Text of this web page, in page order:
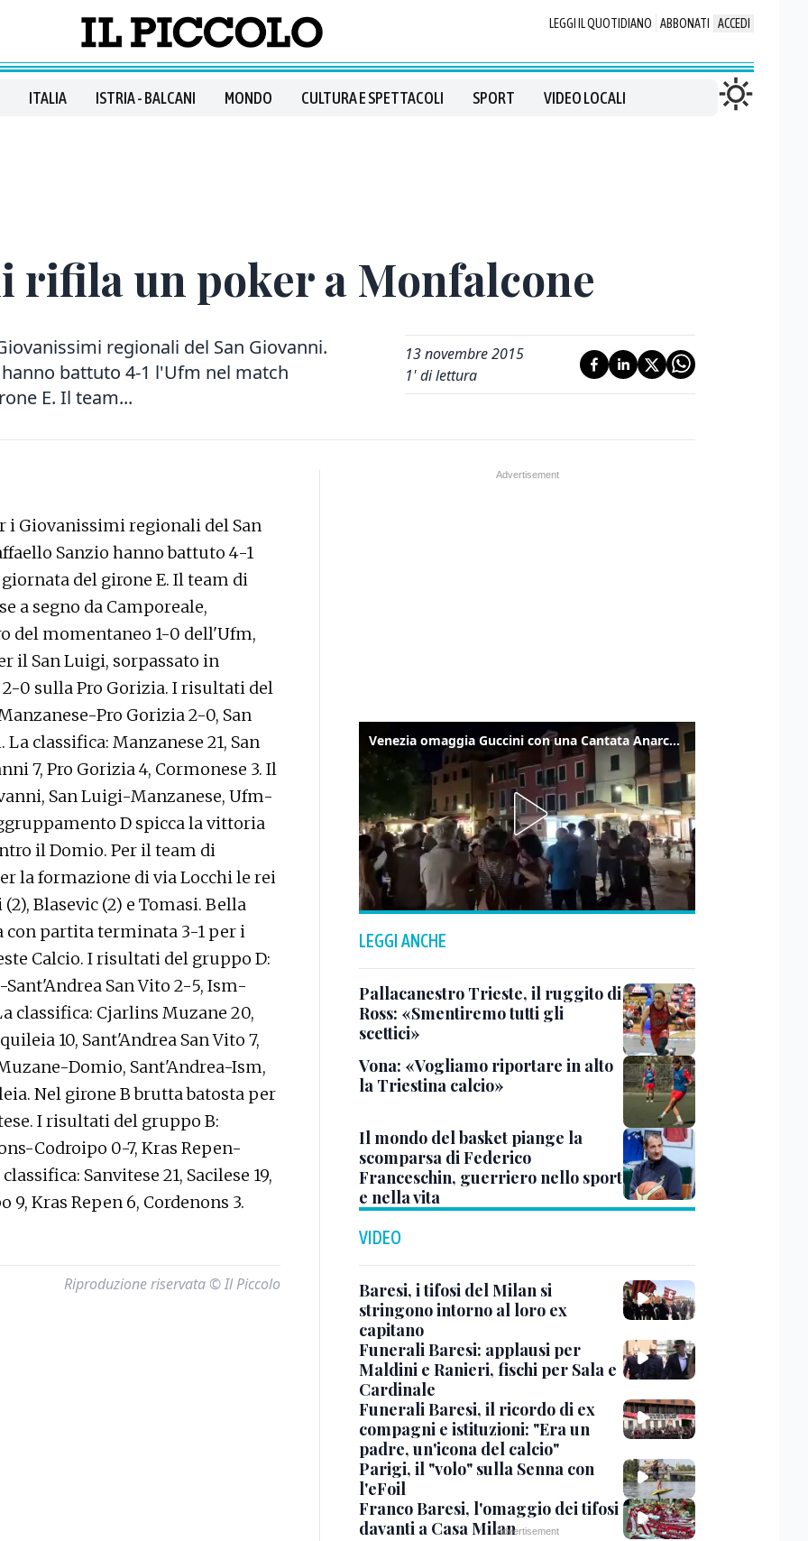
LEGGI IL QUOTIDIANO ABBONATI ACCEDI
ITALIA ISTRIA - BALCANI MONDO CULTURA E SPETTACOLI SPORT VIDEO LOCALI
rifila un poker a Monfalcone
regionali del San Giovanni.
battuto 4-1 l'Ufm nel match
E. Il team...
13 novembre 2015
1' di lettura
i Giovanissimi regionali del San
Sanzio hanno battuto 4-1
del girone E. Il team di
a segno da Camporeale,
del momentaneo 1-0 dell'Ufm,
il San Luigi, sorpassato in
0 sulla Pro Gorizia. I risultati del
Pro Gorizia 2-0, San
classifica: Manzanese 21, San
7, Pro Gorizia 4, Cormonese 3. Il
San Luigi-Manzanese, Ufm-
D spicca la vittoria
il Domio. Per il team di
la formazione di via Locchi le rei
Blasevic (2) e Tomasi. Bella
partita terminata 3-1 per i
Calcio. I risultati del gruppo D:
San Vito 2-5, Ism-
classifica: Cjarlins Muzane 20,
10, Sant'Andrea San Vito 7,
Domio, Sant'Andrea-Ism,
Nel girone B brutta batosta per
I risultati del gruppo B:
Codroipo 0-7, Kras Repen-
Sanvitese 21, Sacilese 19,
9, Kras Repen 6, Cordenons 3.
Riproduzione riservata © Il Piccolo
Venezia omaggia Guccini con una Cantata Anarchica in campo Santa Margherita
LEGGI ANCHE
Pallacanestro Trieste, il ruggito di
Ross: «Smentiremo tutti gli
scettici»
Vona: «Vogliamo riportare in alto
la Triestina calcio»
Il mondo del basket piange la
scomparsa di Federico
Franceschin, guerriero nello sport
e nella vita
VIDEO
Baresi, i tifosi del Milan si
stringono intorno al loro ex
capitano
Funerali Baresi: applausi per
Maldini e Ranieri, fischi per Sala e
Cardinale
Funerali Baresi, il ricordo di ex
compagni e istituzioni: "Era un
padre, un'icona del calcio"
Parigi, il "volo" sulla Senna con
l'eFoil
Franco Baresi, l'omaggio dei tifosi
davanti a Casa Milan